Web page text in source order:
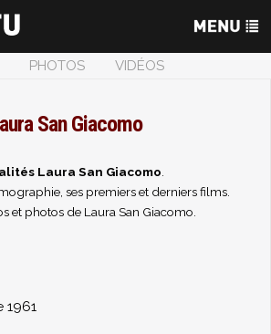
PHOTOS
VIDÉOS
San Giacomo
Laura San Giacomo
ses premiers et derniers films.
et photos de Laura San Giacomo.
1961